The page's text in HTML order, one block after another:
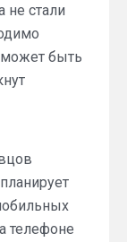
стали
быть
телефоне